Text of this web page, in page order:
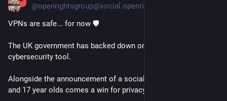
VPNs are safe... for now 🛡️
The UK government has backed down on restricting this vital
cybersecurity tool.
Alongside the announcement of a social media curfew for 16
and 17 year olds comes a win for privacy!